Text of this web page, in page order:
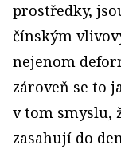
prostředky,
čínským
nejenom
zároveň se to
v tom smyslu,
zasahují do